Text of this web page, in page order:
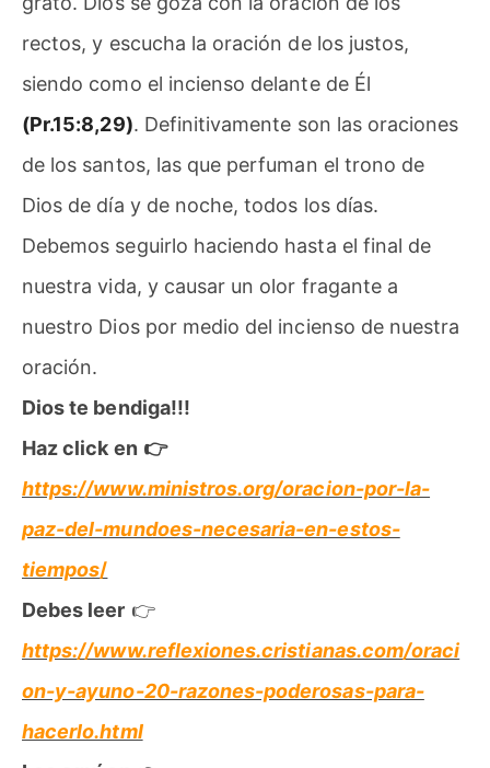
rectos, y escucha la oración de los justos,
siendo como el incienso delante de Él
(Pr.15:8,29). Definitivamente son las oraciones
de los santos, las que perfuman el trono de
Dios de día y de noche, todos los días.
Debemos seguirlo haciendo hasta el final de
nuestra vida, y causar un olor fragante a
nuestro Dios por medio del incienso de nuestra
oración.
Dios te bendiga!!!
Haz click en 👉
https://www.ministros.org/oracion-por-la-
paz-del-mundoes-necesaria-en-estos-
tiempos/
Debes leer 👉
https://www.reflexiones.cristianas.com/oraci
on-y-ayuno-20-razones-poderosas-para-
hacerlo.html